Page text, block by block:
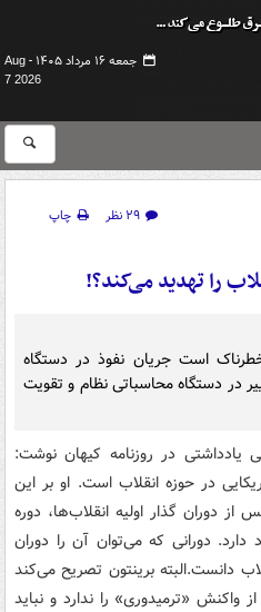
جمعه ۱۶ مرداد ۱۴۰۵ -
Aug
7 2026
۲۹ نظر
چاپ
را تهدید می‌کند؟!
است جریان نفوذ در دستگاه
در دستگاه محاسباتی نظام و تقویت
در روزنامه کیهان نوشت:
در حوزه انقلاب است. او بر این
دوران گذار اولیه انقلاب‌ها، دوره
دورانی که می‌توان آن را دوران
دانست.البته برینتون تصریح می‌کند
واکنش «ترمیدوری» را ندارد و نباید